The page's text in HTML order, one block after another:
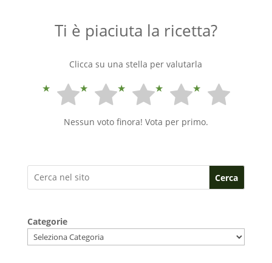
Ti è piaciuta la ricetta?
Clicca su una stella per valutarla
Nessun voto finora! Vota per primo.
Cerca
Categorie